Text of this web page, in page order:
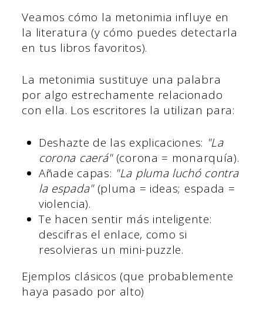
Veamos cómo la metonimia influye en
la literatura (y cómo puedes detectarla
en tus libros favoritos).
La metonimia sustituye una palabra
por algo estrechamente relacionado
con ella. Los escritores la utilizan para:
Deshazte de las explicaciones: "La
corona caerá"(corona = monarquía).
Añade capas: "La pluma luchó contra
la espada"(pluma = ideas; espada =
violencia).
Te hacen sentir más inteligente:
descifras el enlace, como si
resolvieras un mini-puzzle.
Ejemplos clásicos (que probablemente
haya pasado por alto)